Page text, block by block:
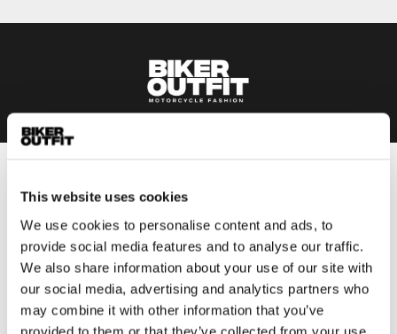
This website uses cookies
We use cookies to personalise content and ads, to
provide social media features and to analyse our traffic.
We also share information about your use of our site with
our social media, advertising and analytics partners who
may combine it with other information that you’ve
provided to them or that they’ve collected from your use
Motorbroek heren
Motorpak heren
Motorjeans heren